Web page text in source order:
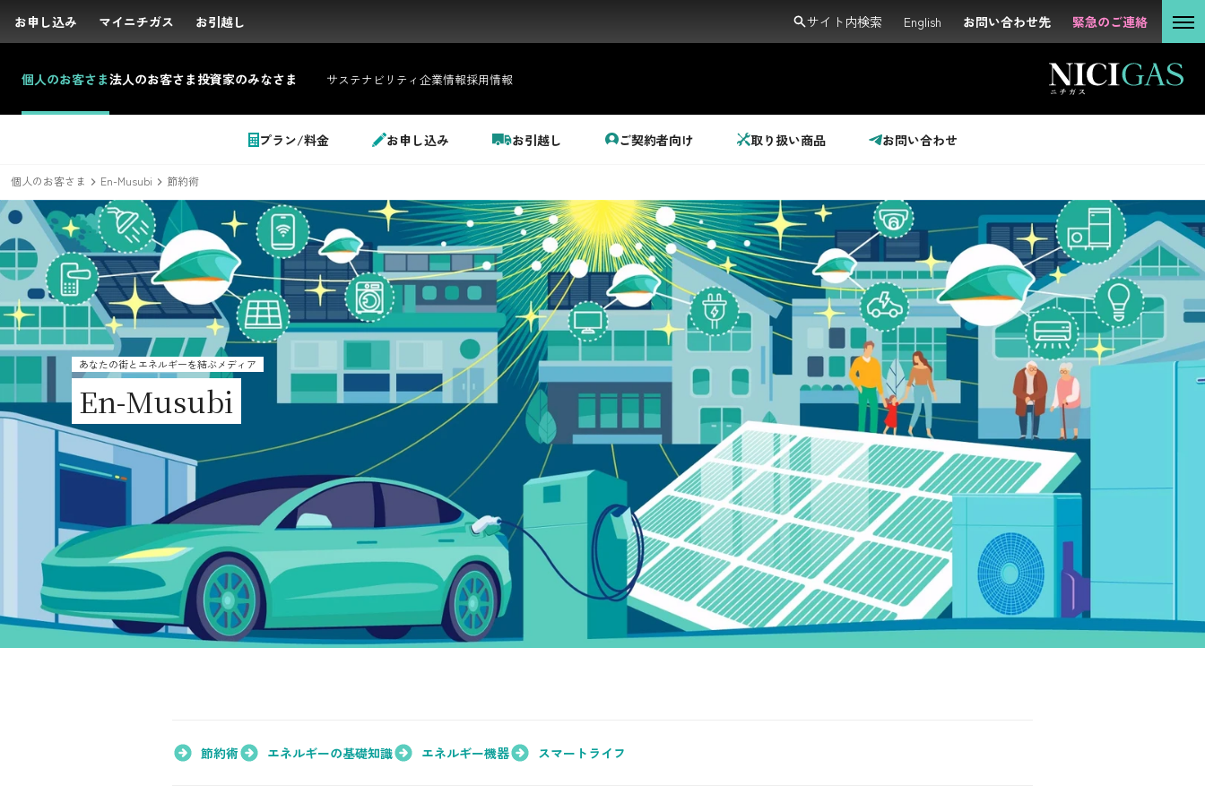
お申し込み マイニチガス お引越し サイト内検索 English お問い合わせ先 緊急のご連絡
個人のお客さま法人のお客さま投資家のみなさま サステナビリティ 企業情報採用情報
プラン/料金 お申し込み お引越し ご契約者向け 取り扱い商品 お問い合わせ
お申し込み マイニチガス お引越し サイト内検索 English お問い合わせ先 緊急のご連絡
サイト内検索
個人のお客さま
LPガス＋でんき
でガ割のご案内
料金
シミュレーション
お申し込み一覧
都市ガス＋でんき
でガ割のご案内
料金
シミュレーション
お申し込み一覧
LPガス
ガス料金
シミュレーション
都市ガス
ガス料金
シミュレーション
でんき（動力・高圧）
お客さま
法人の
サステナビリティ
企業情報
採用情報
お問い合わせ先
よくある質問
English
個人のお客さま En-Musubi 節約術
あなたの街とエネルギーを結ぶメディア
En-Musubi
節約術 エネルギーの基礎知識 エネルギー機器 スマートライフ